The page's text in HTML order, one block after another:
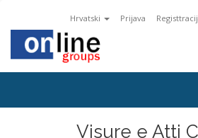
Hrvatski Prijava
Visure e Atti